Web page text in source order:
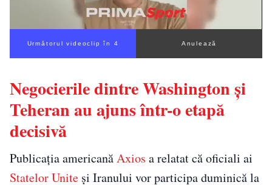
Următorul videoclip în 3 Anulează
Negocierile dintre Washington și
Teheran au ajuns într-o etapă
decisivă
Publicația americanăAxios a relatat că oficiali ai
Statelor Unite și Iranului vor participa duminică la